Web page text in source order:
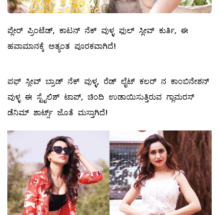
ಪ್ಲೇರ್‌ ಪ್ರಿಂಟೆಡ್‌, ಕಾಟನ್‌ ನೆಕ್‌ ವುಳ್ಳ ಫುಲ್ ಸ್ಲೀವ್ ‌ಕುರ್ತಿ, ಈ
ಹವಾಮಾನಕ್ಕೆ ಅತ್ಯಂತ ಪೂರಕವಾಗಿದೆ!
ಪಫ್‌ ಸ್ಲೀವ್‌ ಬ್ರಾಡ್‌ ನೆಕ್‌ ವುಳ್ಳ, ರೆಡ್‌ ಲೈಟ್‌ ಕಲರ್‌ ನ ಕಾಂಬಿನೇಶನ್‌
ವುಳ್ಳ ಈ ಸ್ಟೈಲಿಶ್‌ ಟಾಪ್‌, ಚಿಂದಿ ಉಡಾಯಿಸುತ್ತಿರುವ ಗ್ಲಾಮರಸ್‌
ಡೆನಿಮ್ ಶಾರ್ಟ್ಸ್ ಜೊತೆ ಮಸ್ತಾಗಿದೆ!